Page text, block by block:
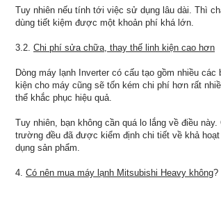
Tuy nhiên nếu tính tới việc sử dụng lâu dài. Thì
dùng tiết kiệm được một khoản phí khá lớn.
3.2. Chi phí sửa chữa, thay thế linh kiện cao hơn
Dòng máy lạnh Inverter có cấu tạo gồm nhiều
kiện cho máy cũng sẽ tốn kém chi phí hơn rất
thể khắc phục hiệu quả.
Tuy nhiên, bạn không cần quá lo lắng về điều
trường đều đã được kiểm định chi tiết về khả
dụng sản phẩm.
4. Có nên mua máy lạnh Mitsubishi Heavy không?